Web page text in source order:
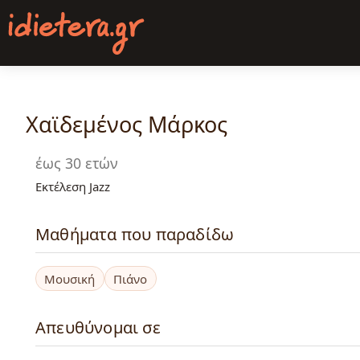
Παράκαμψη
προς
κυρίως
Χαϊδεμένος Μάρκος
έως 30 ετών
Εκτέλεση Jazz
Μαθήματα που παραδίδω
Μουσική Πιάνο
Απευθύνομαι σε